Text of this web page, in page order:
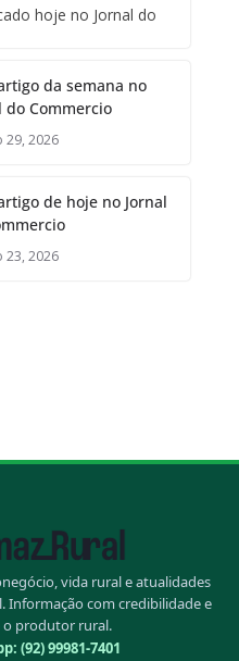
hoje no Jornal do
da semana no
do Commercio
29, 2026
de hoje no Jornal
23, 2026
vida rural e atualidades
Informação com credibilidade e
produtor rural.
(92) 99981-7401